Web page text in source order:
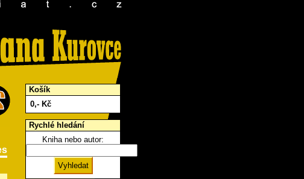
Košík
0,- Kč
Rychlé hledání
Kniha nebo autor: